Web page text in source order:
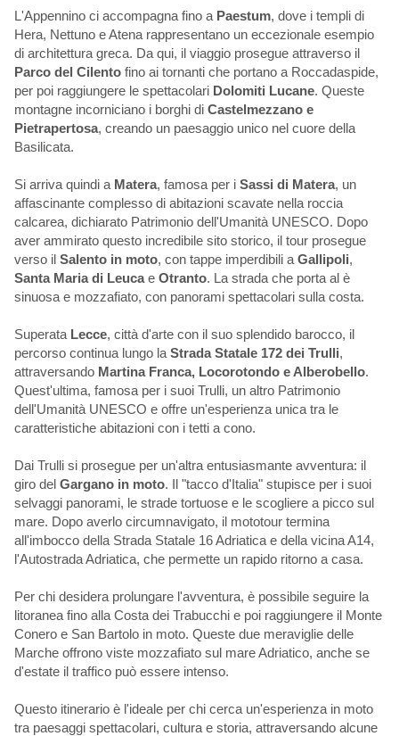
L'Appennino ci accompagna fino a Paestum, dove i templi di
Hera, Nettuno e Atena rappresentano un eccezionale esempio
di architettura greca. Da qui, il viaggio prosegue attraverso il
Parco del Cilentofino ai tornanti che portano a Roccadaspide,
per poi raggiungere le spettacolari Dolomiti Lucane. Queste
montagne incorniciano i borghi di Castelmezzano e
Pietrapertosa, creando un paesaggio unico nel cuore della
Basilicata.
Si arriva quindi a Matera, famosa per i Sassi di Matera, un
affascinante complesso di abitazioni scavate nella roccia
calcarea, dichiarato Patrimonio dell'Umanità UNESCO. Dopo
aver ammirato questo incredibile sito storico, il tour prosegue
verso il Salento in moto, con tappe imperdibili a Gallipoli,
Santa Maria di Leucae Otranto. La strada che porta al è
sinuosa e mozzafiato, con panorami spettacolari sulla costa.
Superata Lecce, città d'arte con il suo splendido barocco, il
percorso continua lungo la Strada Statale 172 dei Trulli,
attraversando Martina Franca, Locorotondo e Alberobello.
Quest'ultima, famosa per i suoi Trulli, un altro Patrimonio
dell'Umanità UNESCO e offre un'esperienza unica tra le
caratteristiche abitazioni con i tetti a cono.
Dai Trulli si prosegue per un'altra entusiasmante avventura: il
giro del Gargano in moto. Il "tacco d'Italia" stupisce per i suoi
selvaggi panorami, le strade tortuose e le scogliere a picco sul
mare. Dopo averlo circumnavigato, il mototour termina
all'imbocco della Strada Statale 16 Adriatica e della vicina A14,
l'Autostrada Adriatica, che permette un rapido ritorno a casa.
Per chi desidera prolungare l'avventura, è possibile seguire la
litoranea fino alla Costa dei Trabucchi e poi raggiungere il Monte
Conero e San Bartolo in moto. Queste due meraviglie delle
Marche offrono viste mozzafiato sul mare Adriatico, anche se
d'estate il traffico può essere intenso.
Questo itinerario è l'ideale per chi cerca un'esperienza in moto
tra paesaggi spettacolari, cultura e storia, attraversando alcune